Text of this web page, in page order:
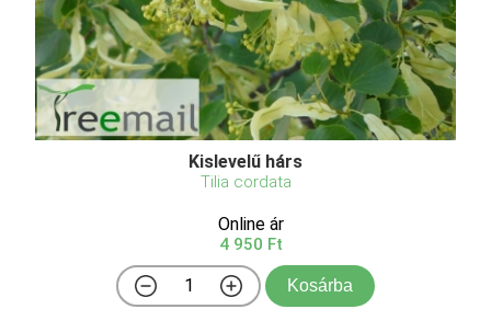
Kislevelű hárs
Tilia cordata
Online ár
4 950 Ft
Kosárba